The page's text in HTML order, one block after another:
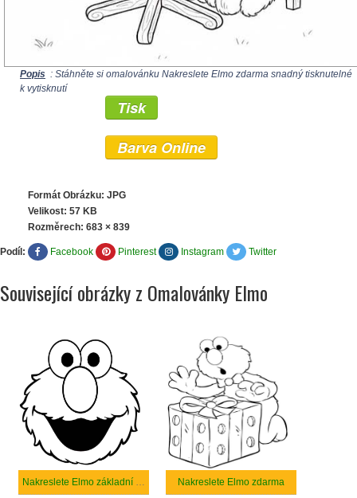
Popis : Stáhněte si omalovánku Nakreslete Elmo zdarma snadný tisknutelné
k vytisknutí
Tisk
Barva Online
Formát Obrázku: JPG
Velikost: 57 KB
Rozměrech: 683 × 839
Podíl: Facebook Pinterest Instagram Twitter
Související obrázky z Omalovánky Elmo
Nakreslete Elmo základní tisknutelné Nakreslete Elmo zdarma